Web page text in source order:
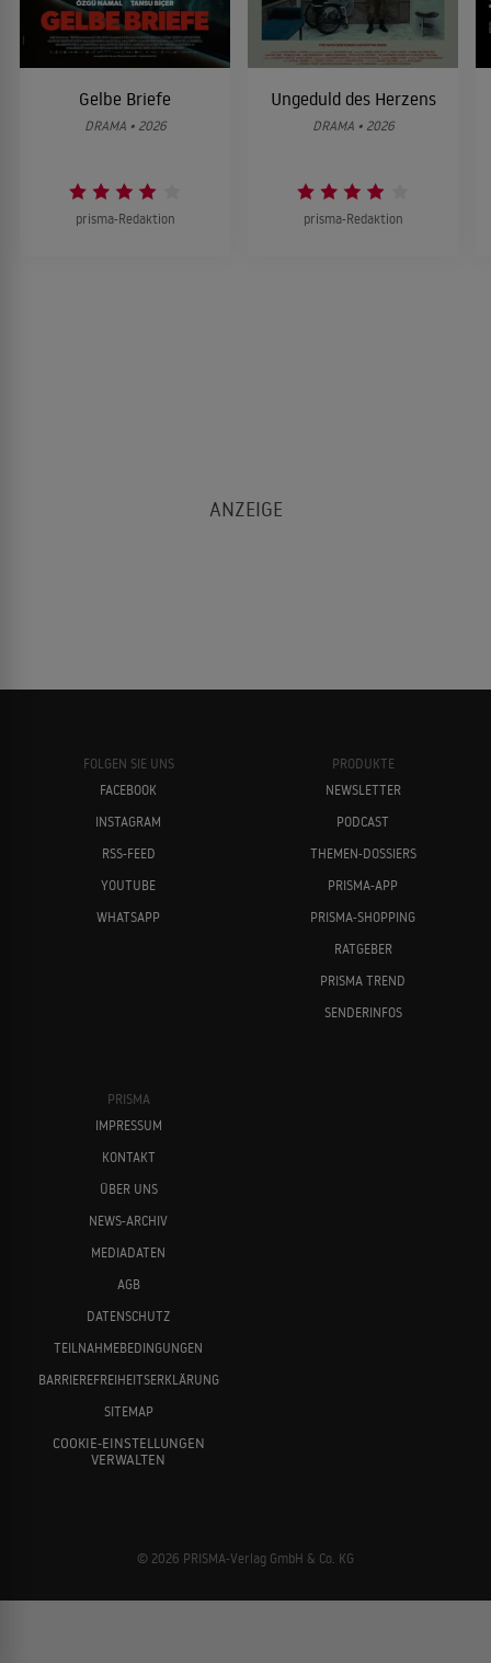
Gelbe Briefe
DRAMA • 2026
prisma-Redaktion
Ungeduld des Herzens
DRAMA • 2026
prisma-Redaktion
FOLGEN SIE UNS
FACEBOOK
INSTAGRAM
RSS-FEED
YOUTUBE
WHATSAPP
PRODUKTE
NEWSLETTER
PODCAST
THEMEN-DOSSIERS
PRISMA-APP
PRISMA-SHOPPING
RATGEBER
PRISMA TREND
SENDERINFOS
PRISMA
IMPRESSUM
KONTAKT
ÜBER UNS
NEWS-ARCHIV
MEDIADATEN
AGB
DATENSCHUTZ
TEILNAHMEBEDINGUNGEN
BARRIEREFREIHEITSERKLÄRUNG
SITEMAP
COOKIE-EINSTELLUNGEN
VERWALTEN
© 2026 PRISMA-Verlag GmbH & Co. KG